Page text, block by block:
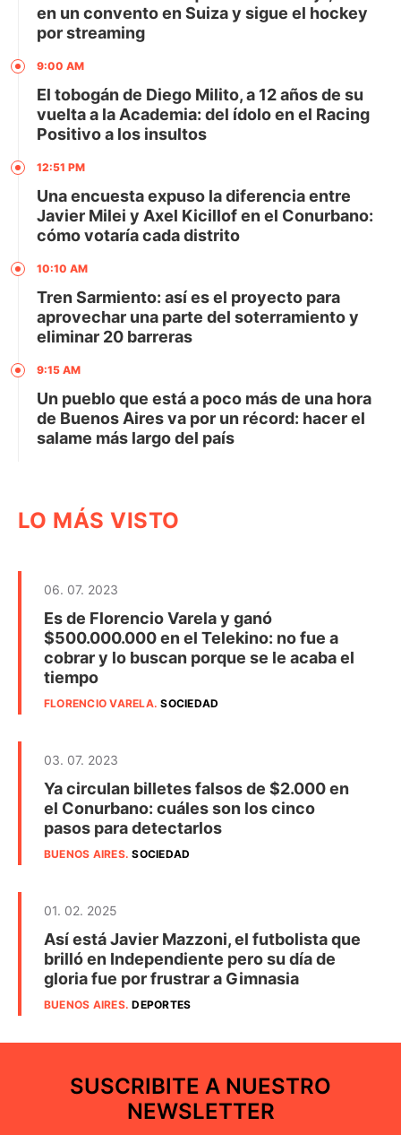
en un convento en Suiza y sigue el hockey
por streaming
9:00 AM
El tobogán de Diego Milito, a 12 años de su
vuelta a la Academia: del ídolo en el Racing
Positivo a los insultos
12:51 PM
Una encuesta expuso la diferencia entre
Javier Milei y Axel Kicillof en el Conurbano:
cómo votaría cada distrito
10:10 AM
Tren Sarmiento: así es el proyecto para
aprovechar una parte del soterramiento y
eliminar 20 barreras
9:15 AM
Un pueblo que está a poco más de una hora
de Buenos Aires va por un récord: hacer el
salame más largo del país
LO MÁS VISTO
06. 07. 2023
Es de Florencio Varela y ganó
$500.000.000 en el Telekino: no fue a
cobrar y lo buscan porque se le acaba el
tiempo
FLORENCIO VARELA.SOCIEDAD
03. 07. 2023
Ya circulan billetes falsos de $2.000 en
el Conurbano: cuáles son los cinco
pasos para detectarlos
BUENOS AIRES.SOCIEDAD
01. 02. 2025
Así está Javier Mazzoni, el futbolista que
brilló en Independiente pero su día de
gloria fue por frustrar a Gimnasia
BUENOS AIRES.DEPORTES
SUSCRIBITE A NUESTRO
NEWSLETTER